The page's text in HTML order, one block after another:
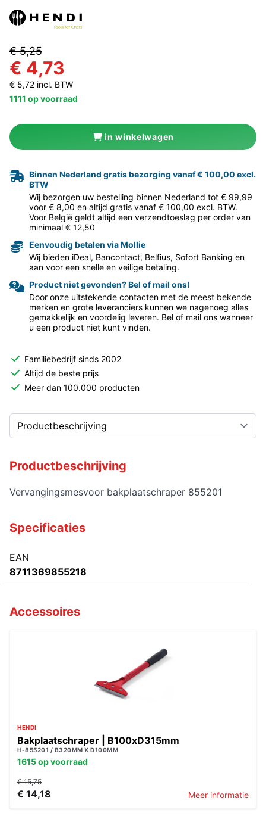
€ 5,25
€ 4,73
€ 5,72 incl. BTW
1111 op voorraad
in winkelwagen
Binnen Nederland gratis bezorging vanaf € 100,00 excl.
BTW
Wij bezorgen uw bestelling binnen Nederland tot € 99,99
voor € 8,00 en altijd gratis vanaf € 100,00 excl. BTW.
Voor België geldt altijd een verzendtoeslag per order van
minimaal € 12,50
Eenvoudig betalen via Mollie
Wij bieden iDeal, Bancontact, Belfius, Sofort Banking en
aan voor een snelle en veilige betaling.
Product niet gevonden? Bel of mail ons!
Door onze uitstekende contacten met de meest bekende
merken en grote leveranciers kunnen we nagenoeg alles
gemakkelijk en voordelig leveren. Bel of mail ons wanneer
u een product niet kunt vinden.
Familiebedrijf sinds 2002
Altijd de beste prijs
Meer dan 100.000 producten
Productbeschrijving
Vervangingsmesvoor bakplaatschraper 855201
Specificaties
EAN
8711369855218
Accessoires
HENDI
Bakplaatschraper | B100xD315mm
H-855201 / B320MM X D100MM
1615 op voorraad
€ 15,75
€ 14,18 Meer informatie